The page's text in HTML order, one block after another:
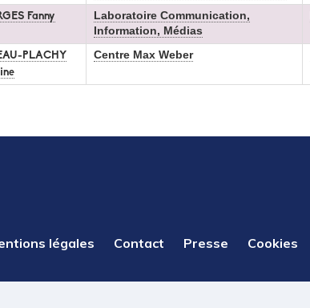
Fanny
Laboratoire Communication,
Information, Médias
PLACHY
Centre Max Weber
légales Contact Presse Cookies